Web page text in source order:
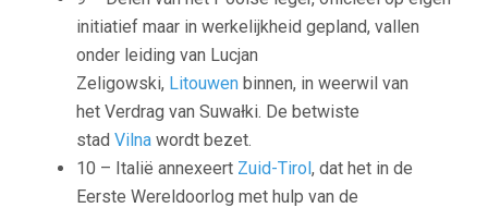
initiatief maar in werkelijkheid gepland, vallen
onder leiding van Lucjan
Zeligowski, Litouwen binnen, in weerwil van
het Verdrag van Suwałki. De betwiste
stad Vilna wordt bezet.
10 – Italië annexeert Zuid-Tirol, dat het in de
Eerste Wereldoorlog met hulp van de